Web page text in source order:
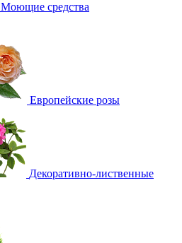
Моющие средства
Европейские розы
Декоративно-лиственные